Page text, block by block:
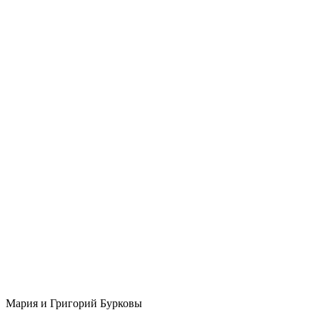
Мария и Григорий Бурковы